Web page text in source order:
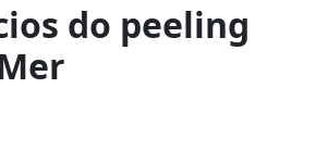
do peeling